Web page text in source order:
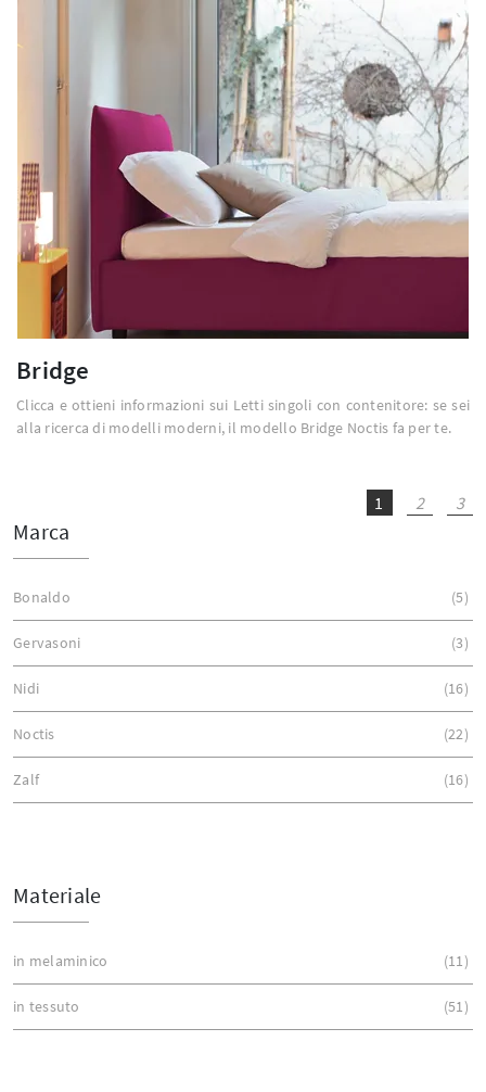
Bridge
Clicca e ottieni informazioni sui Letti singoli con contenitore: se sei
alla ricerca di modelli moderni, il modello Bridge Noctis fa per te.
1 2 3
Marca
Bonaldo 5
Gervasoni 3
Nidi 16
Noctis 22
Zalf 16
Materiale
in melaminico 11
in tessuto 51